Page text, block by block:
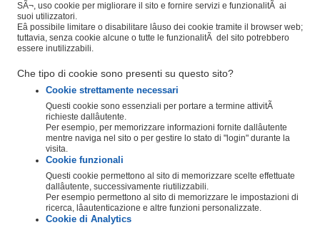
SÃ¬, uso cookie per migliorare il sito e fornire servizi e funzionalitÃ ai
suoi utilizzatori.
Eâ possibile limitare o disabilitare lâuso dei cookie tramite il browser web;
tuttavia, senza cookie alcune o tutte le funzionalitÃ del sito potrebbero
essere inutilizzabili.
Che tipo di cookie sono presenti su questo sito?
Cookie strettamente necessari
Questi cookie sono essenziali per portare a termine attivitÃ
richieste dallâutente.
Per esempio, per memorizzare informazioni fornite dallâutente
mentre naviga nel sito o per gestire lo stato di "login" durante la
visita.
Cookie funzionali
Questi cookie permettono al sito di memorizzare scelte effettuate
dallâutente, successivamente riutilizzabili.
Per esempio permettono al sito di memorizzare le impostazioni di
ricerca, lâautenticazione e altre funzioni personalizzate.
Cookie di Analytics